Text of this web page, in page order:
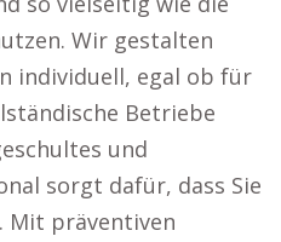
Wir gestalten
individuell, egal ob für
Betriebe
und
sorgt dafür, dass Sie
Mit präventiven